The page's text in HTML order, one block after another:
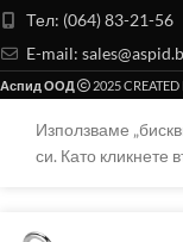
Тел: (064) 83-21-56
E-mail:
Аспид ООД 2025 CREATED
Използваме
си. Като кликнете